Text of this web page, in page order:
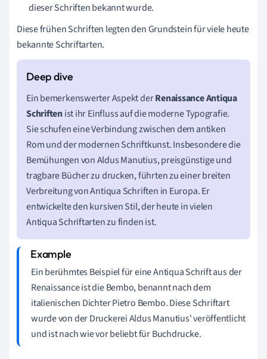
dieser Schriften bekannt wurde.
Diese frühen Schriften legten den Grundstein für viele heute
bekannte Schriftarten.
Ein bemerkenswerter Aspekt derRenaissance Antiqua
Schriftenist ihr Einfluss auf die moderne Typografie.
Sie schufen eine Verbindung zwischen dem antiken
Rom und der modernen Schriftkunst. Insbesondere die
Bemühungen von Aldus Manutius, preisgünstige und
tragbare Bücher zu drucken, führten zu einer breiten
Verbreitung von Antiqua Schriften in Europa. Er
entwickelte den kursiven Stil, der heute in vielen
Antiqua Schriftarten zu finden ist.
Ein berühmtes Beispiel für eine Antiqua Schrift aus der
Renaissance ist die Bembo, benannt nach dem
italienischen Dichter Pietro Bembo. Diese Schriftart
wurde von der Druckerei Aldus Manutius' veröffentlicht
und ist nach wie vor beliebt für Buchdrucke.